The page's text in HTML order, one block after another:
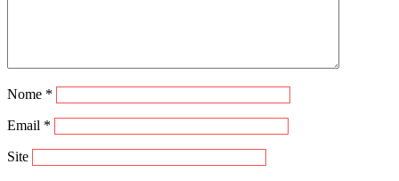
Nome *
Email *
Site